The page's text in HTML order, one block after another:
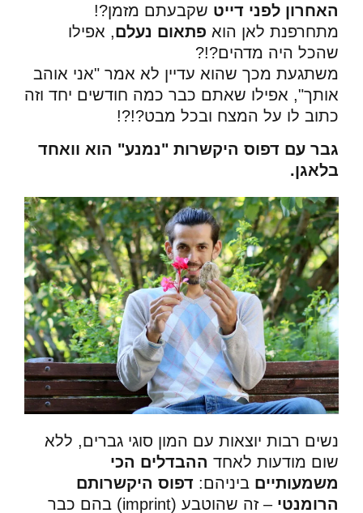
האחרון לפני דייט שקבעתם מזמן?!
מתחרפנת לאן הוא פתאום נעלם, אפילו
שהכל היה מדהים?!?
משתגעת מכך שהוא עדיין לא אמר "אני אוהב
אותך", אפילו שאתם כבר כמה חודשים יחד וזה
כתוב לו על המצח ובכל מבט?!?!
גבר עם דפוס היקשרות "נמנע" הוא וואחד
בלאגן.
נשים רבות יוצאות עם המון סוגי גברים, ללא
שום מודעות לאחד ההבדלים הכי
משמעותיים ביניהם: דפוס היקשרותם
הרומנטי
– זה שהוטבע (imprint) בהם כבר